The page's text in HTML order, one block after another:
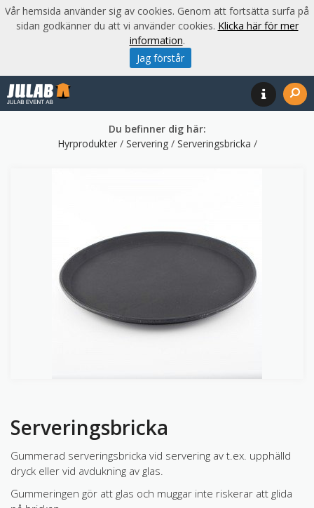
Du befinner dig här:
Hyrprodukter / Servering / Serveringsbricka /
Serveringsbricka
Gummerad serveringsbricka vid servering av t.ex. upphälld
dryck eller vid avdukning av glas.
Gummeringen gör att glas och muggar inte riskerar att glida
Vår hemsida använder sig av cookies. Genom att fortsätta surfa på
sidan godkänner du att vi använder cookies. Klicka här för mer
information.
Jag förstår